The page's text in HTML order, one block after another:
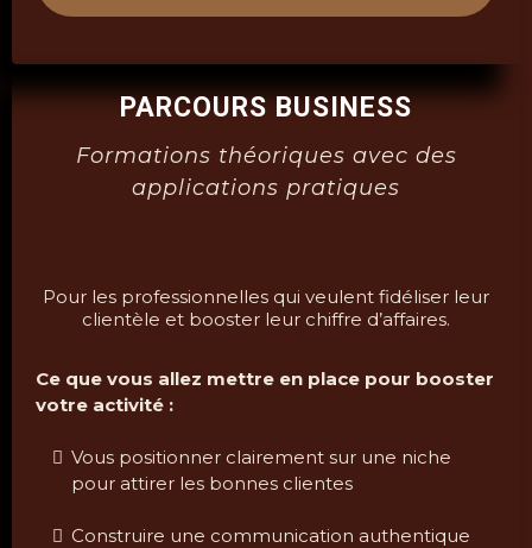
PARCOURS BUSINESS
Formations théoriques avec des
applications pratiques
Pour les professionnelles qui veulent fidéliser leur
clientèle et booster leur chiffre d’affaires.
Ce que vous allez mettre en place pour booster
votre activité :
Vous positionner clairement sur une niche
pour attirer les bonnes clientes
Construire une communication authentique